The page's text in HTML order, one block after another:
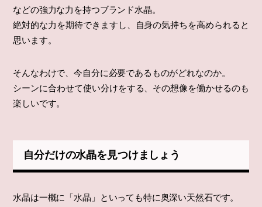
などの強力な力を持つブランド水晶。
絶対的な力を期待できますし、自身の気持ちを高められると
思います。
そんなわけで、今自分に必要であるものがどれなのか。
シーンに合わせて使い分けをする、その想像を働かせるのも
楽しいです。
自分だけの水晶を見つけましょう
水晶は一概に「水晶」といっても特に奥深い天然石です。